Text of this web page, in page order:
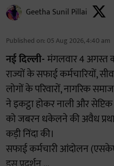
Geetha Sunil Pillai
Published on: 05 Aug 2026, 4:40 am
नई दिल्ली-मंगलवार 4 अगस्त
राज्यों के सफाई कर्मचारियों,
लोगों के परिवारों, नागरिक
ने इकट्ठा होकर नाली और
को जबरन धकेलने की अवैध
कड़ी निंदा की।
सफाई कर्मचारी आंदोलन